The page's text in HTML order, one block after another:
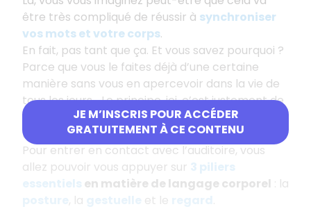
JE M’INSCRIS POUR ACCÉDER
GRATUITEMENT À CE CONTENU
être très compliqué de réussir à synchroniser
vos mots et votre corps.
En fait, pas tant que ça. Et vous savez pourquoi ?
Parce que vous le faites déjà d’une certaine
manière sans vous en apercevoir dans la vie de
tous les jours... Le principe, ici, c’est justement de
rester authentiquetout en rentrant dans le
rôle de l’orateur/trice.
Pour entrer en contact avec l’auditoire, vous
allez pouvoir vous appuyer sur 3 piliers
essentiels en matière de langage corporel : la
, la et le